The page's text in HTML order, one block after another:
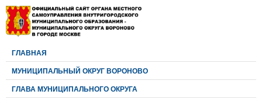
ГЛАВНАЯ
МУНИЦИПАЛЬНЫЙ ОКРУГ ВОРОНОВО
ГЛАВА МУНИЦИПАЛЬНОГО ОКРУГА